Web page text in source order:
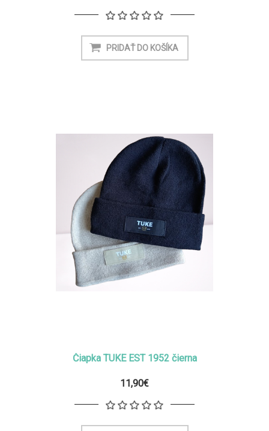
Čiapka TUKE EST 1952 čierna
11,90€